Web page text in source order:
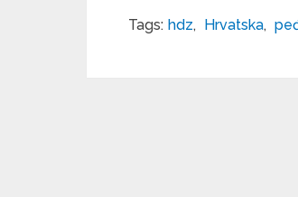
Tags: hdz, Hrvatska,